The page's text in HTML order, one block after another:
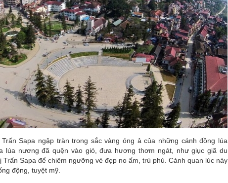
Sapa ngập tràn trong sắc vàng óng ả của những cánh đồng lúa
lúa nương đã quện vào gió, đưa hương thơm ngát, như giục giã du
Trấn Sapa để chiêm ngưỡng vẻ đẹp no ấm, trù phú. Cảnh quan lúc này
động, tuyệt mỹ.